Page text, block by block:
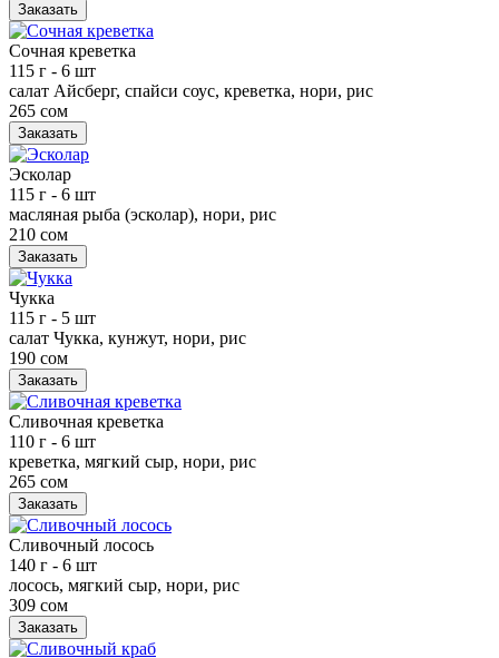
Заказать
Сочная креветка
115 г - 6 шт
салат Айсберг, спайси соус, креветка, нори, рис
265 сом
Заказать
Эсколар
115 г - 6 шт
масляная рыба (эсколар), нори, рис
210 сом
Заказать
Чукка
115 г - 5 шт
салат Чукка, кунжут, нори, рис
190 сом
Заказать
Сливочная креветка
110 г - 6 шт
креветка, мягкий сыр, нори, рис
265 сом
Заказать
Сливочный лосось
140 г - 6 шт
лосось, мягкий сыр, нори, рис
309 сом
Заказать